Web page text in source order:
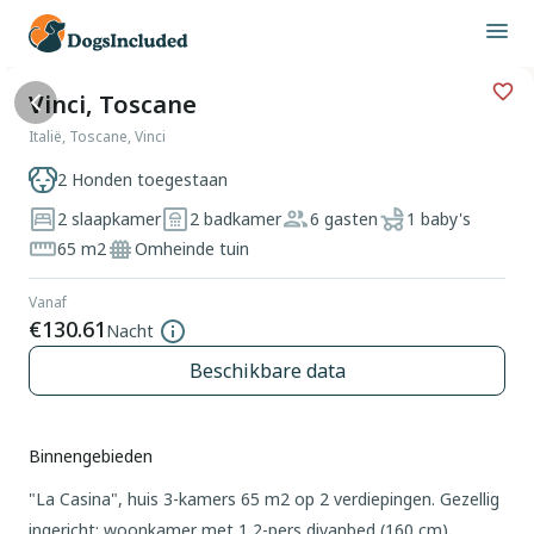
Vinci, Toscane
Italië, Toscane, Vinci
2 Honden toegestaan
2 slaapkamer
2 badkamer 6 gasten
1 baby's
65 m2
Omheinde tuin
Vanaf
€130.61 Nacht
Beschikbare data
Binnengebieden
"La Casina", huis 3-kamers 65 m2 op 2 verdiepingen. Gezellig